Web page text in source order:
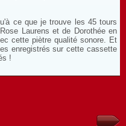
ce que je trouve les 45 tours
Laurens et de Dorothée en
cette piètre qualité sonore. Et
enregistrés sur cette cassette
!